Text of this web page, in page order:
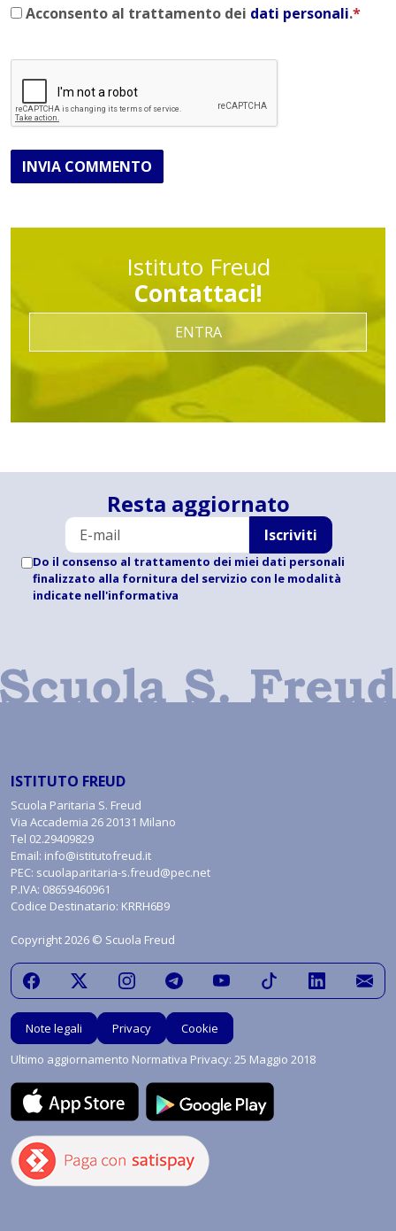
Acconsento al trattamento dei dati personali.*
INVIA COMMENTO
Istituto Freud
Contattaci!
ENTRA
Resta aggiornato
Iscriviti
Do il consenso al trattamento dei miei dati personali
finalizzato alla fornitura del servizio con le modalità
indicate nell'informativa
ISTITUTO FREUD
Scuola Paritaria S. Freud
Via Accademia 26 20131 Milano
Tel 02.29409829
Email: info@istitutofreud.it
PEC: scuolaparitaria-s.freud@pec.net
P.IVA: 08659460961
Codice Destinatario: KRRH6B9
Copyright 2026 © Scuola Freud
Note legali Privacy
Cookie
Ultimo aggiornamento Normativa Privacy: 25 Maggio 2018